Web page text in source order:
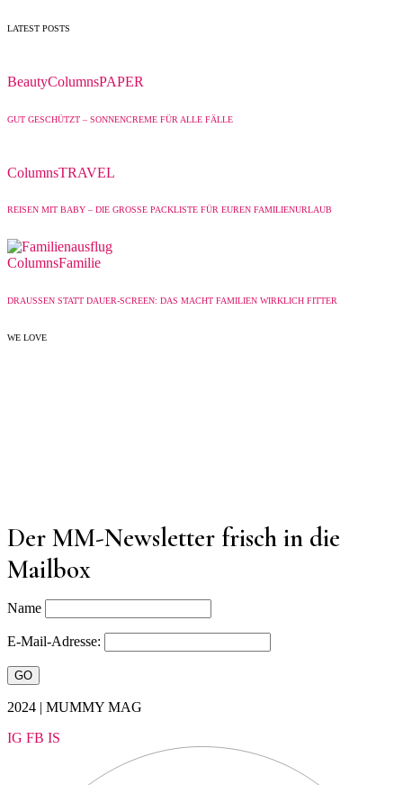
LATEST POSTS
BeautyColumnsPAPER
GUT GESCHÜTZT – SONNENCREME FÜR ALLE FÄLLE
ColumnsTRAVEL
REISEN MIT BABY – DIE GROSSE PACKLISTE FÜR EUREN FAMILIENURLAUB
ColumnsFamilie
DRAUSSEN STATT DAUER-SCREEN: DAS MACHT FAMILIEN WIRKLICH FITTER
WE LOVE
Der MM-Newsletter frisch in die
Mailbox
Name
E-Mail-Adresse:
2024 | MUMMY MAG
IG FB IS